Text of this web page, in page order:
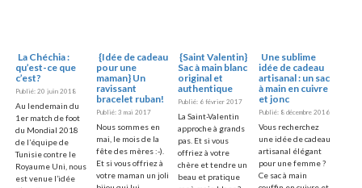
La Chéchia :
qu’est-ce que
c’est?
Publié: 20 juin 2018
Au lendemain du
1er match de foot
du Mondial 2018
de l’équipe de
Tunisie contre le
Royaume Uni, nous
est venue l’idée
{Idée de cadeau
pour une
maman} Un
ravissant
bracelet ruban!
Publié: 3 mai 2017
Nous sommes en
mai, le mois de la
fête des mères :-).
Et si vous offriez à
votre maman un joli
{Saint Valentin}
Sac à main blanc
original et
authentique
Publié: 6 février 2017
La Saint-Valentin
approche à grands
pas. Et si vous
offriez à votre
chère et tendre un
beau et pratique
Une sublime
idée de cadeau
artisanal : un sac
à main en cuivre
et jonc
Publié: 8 décembre 2016
Vous recherchez
une idée de cadeau
artisanal élégant
pour une femme ?
Ce sac à main